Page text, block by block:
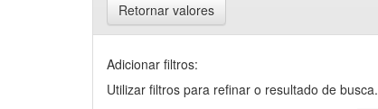
Retornar valores
Adicionar filtros:
Utilizar filtros para refinar o resultado de busca.